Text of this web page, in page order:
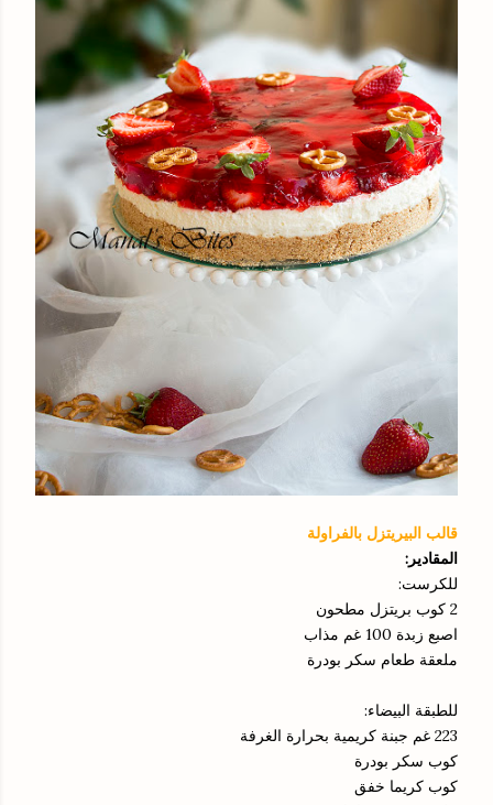
قالب البيريتزل بالفراولة
المقادير:
للكرست:
2 كوب بريتزل مطحون
اصبع زبدة 100 غم مذاب
ملعقة طعام سكر بودرة
للطبقة البيضاء:
223 غم جبنة كريمية بحرارة الغرفة
كوب سكر بودرة
كوب كريما خفق